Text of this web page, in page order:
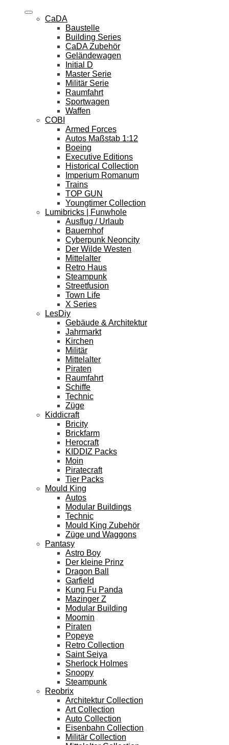
CaDA
Baustelle
Building Series
CaDA Zubehör
Geländewagen
Initial D
Master Serie
Militär Serie
Raumfahrt
Sportwagen
Waffen
COBI
Armed Forces
Autos Maßstab 1:12
Boeing
Executive Editions
Historical Collection
Imperium Romanum
Trains
TOP GUN
Youngtimer Collection
Lumibricks | Funwhole
Ausflug / Urlaub
Bauernhof
Cyberpunk Neoncity
Der Wilde Westen
Mittelalter
Retro Haus
Steampunk
Streetfusion
Town Life
X Series
LesDiy
Gebäude & Architektur
Jahrmarkt
Kirchen
Militär
Mittelalter
Piraten
Raumfahrt
Schiffe
Technic
Züge
Kiddicraft
Bricity
Brickfarm
Herocraft
KIDDIZ Packs
Moin
Piratecraft
Tier Packs
Mould King
Autos
Modular Buildings
Technic
Mould King Zubehör
Züge und Waggons
Pantasy
Astro Boy
Der kleine Prinz
Dragon Ball
Garfield
Kung Fu Panda
Mazinger Z
Modular Building
Moomin
Piraten
Popeye
Retro Collection
Saint Seiya
Sherlock Holmes
Snoopy
Steampunk
Reobrix
Architektur Collection
Art Collection
Auto Collection
Eisenbahn Collection
Militär Collection